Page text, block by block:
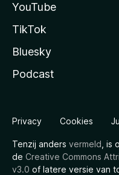
YouTube
TikTok
Bluesky
Podcast
Privacy Cookies
Tenzij anders vermeld ,
de Creative Commons
v3.0 of latere versie van